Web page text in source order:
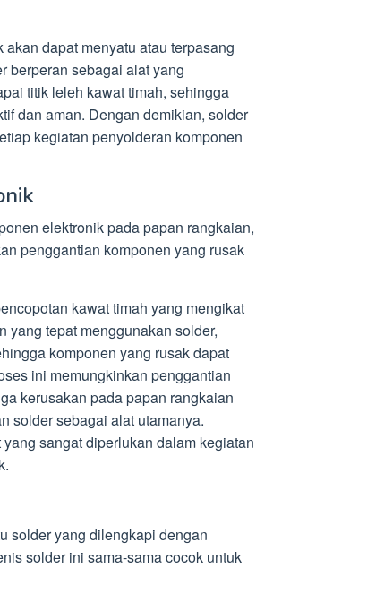
dapat menyatu atau terpasang
berperan sebagai alat yang
titik leleh kawat timah, sehingga
dan aman. Dengan demikian, solder
kegiatan penyolderan komponen
elektronik pada papan rangkaian,
penggantian komponen yang rusak
kawat timah yang mengikat
yang tepat menggunakan solder,
komponen yang rusak dapat
ini memungkinkan penggantian
kerusakan pada papan rangkaian
solder sebagai alat utamanya.
sangat diperlukan dalam kegiatan
solder yang dilengkapi dengan
solder ini sama-sama cocok untuk